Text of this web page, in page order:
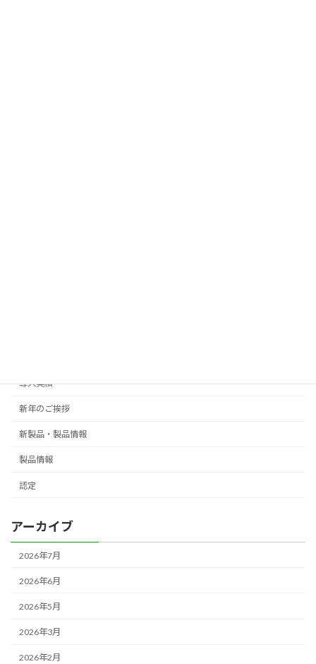
導入実績
新年のご挨拶
新製品・製品情報
製品情報
認定
アーカイブ
2026年7月
2026年6月
2026年5月
2026年3月
2026年2月